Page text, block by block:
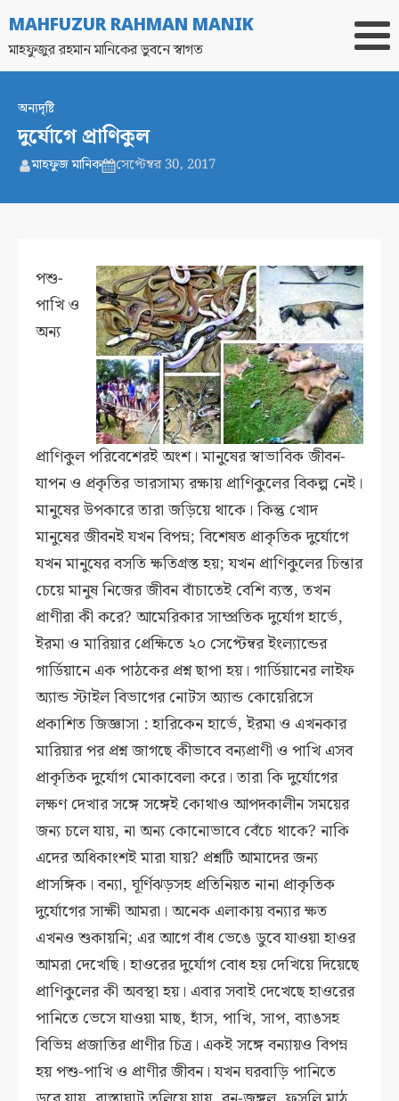
MAHFUZUR RAHMAN MANIK
মাহফুজুর রহমান মানিকের ভুবনে স্বাগত
অন্যদৃষ্টি
দুর্যোগে প্রাণিকুল
মাহফুজ মানিক সেপ্টেম্বর 30, 2017
পশু-
পাখি ও
অন্য
প্রাণিকুল পরিবেশেরই অংশ। মানুষের স্বাভাবিক জীবন-
যাপন ও প্রকৃতির ভারসাম্য রক্ষায় প্রাণিকুলের বিকল্প নেই।
মানুষের উপকারে তারা জড়িয়ে থাকে। কিন্তু খোদ
মানুষের জীবনই যখন বিপম্ন; বিশেষত প্রাকৃতিক দুর্যোগে
যখন মানুষের বসতি ক্ষতিগ্রস্ত হয়; যখন প্রাণিকুলের চিন্তার
চেয়ে মানুষ নিজের জীবন বাঁচাতেই বেশি ব্যস্ত, তখন
প্রাণীরা কী করে? আমেরিকার সাম্প্রতিক দুর্যোগ হার্ভে,
ইরমা ও মারিয়ার প্রেক্ষিতে ২০ সেপ্টেম্বর ইংল্যান্ডের
গার্ডিয়ানে এক পাঠকের প্রশ্ন ছাপা হয়। গার্ডিয়ানের লাইফ
অ্যান্ড স্টাইল বিভাগের নোটস অ্যান্ড কোয়েরিসে
প্রকাশিত জিজ্ঞাসা : হারিকেন হার্ভে, ইরমা ও এখনকার
মারিয়ার পর প্রশ্ন জাগছে কীভাবে বন্যপ্রাণী ও পাখি এসব
প্রাকৃতিক দুর্যোগ মোকাবেলা করে। তারা কি দুর্যোগের
লক্ষণ দেখার সঙ্গে সঙ্গেই কোথাও আপদকালীন সময়ের
জন্য চলে যায়, না অন্য কোনোভাবে বেঁচে থাকে? নাকি
এদের অধিকাংশই মারা যায়? প্রশ্নটি আমাদের জন্য
প্রাসঙ্গিক। বন্যা, ঘূর্ণিঝড়সহ প্রতিনিয়ত নানা প্রাকৃতিক
দুর্যোগের সাক্ষী আমরা। অনেক এলাকায় বন্যার ক্ষত
এখনও শুকায়নি; এর আগে বাঁধ ভেঙে ডুবে যাওয়া হাওর
আমরা দেখেছি। হাওরের দুর্যোগ বোধ হয় দেখিয়ে দিয়েছে
প্রাণিকুলের কী অবস্থা হয়। এবার সবাই দেখেছে হাওরের
পানিতে ভেসে যাওয়া মাছ, হাঁস, পাখি, সাপ, ব্যাঙসহ
বিভিম্ন প্রজাতির প্রাণীর চিত্র। একই সঙ্গে বন্যায়ও বিপম্ন
হয় পশু-পাখি ও প্রাণীর জীবন। যখন ঘরবাড়ি পানিতে